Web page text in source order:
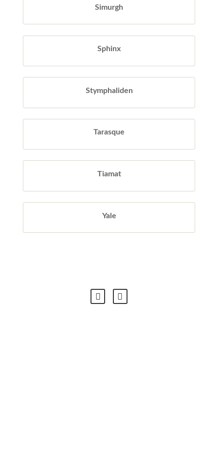
Simurgh
Sphinx
Stymphaliden
Tarasque
Tiamat
Yale